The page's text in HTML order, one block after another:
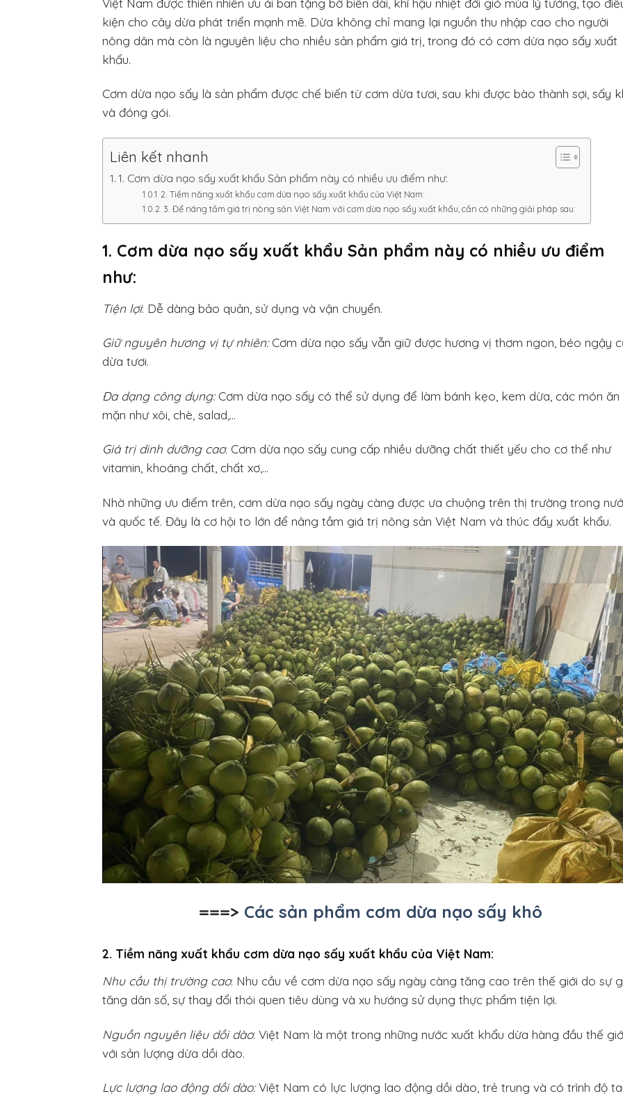
Việt Nam được thiên nhiên ưu ái ban tặng bờ biển dài, khí hậu nhiệt đới gió mùa lý tưởng, tạo
kiện cho cây dừa phát triển mạnh mẽ. Dừa không chỉ mang lại nguồn thu nhập cao cho người
nông dân mà còn là nguyên liệu cho nhiều sản phẩm giá trị, trong đó có cơm dừa nạo sấy xuất
khẩu.
Cơm dừa nạo sấy là sản phẩm được chế biến từ cơm dừa tươi, sau khi được bào thành sợi, sấy
và đóng gói.
Liên kết nhanh
1. Cơm dừa nạo sấy xuất khẩu Sản phẩm này có nhiều ưu điểm như:
2. Tiềm năng xuất khẩu cơm dừa nạo sấy xuất khẩu của Việt Nam:
3. Để nâng tầm giá trị nông sản Việt Nam với cơm dừa nạo sấy xuất khẩu, cần có những giải pháp sau:
1. Cơm dừa nạo sấy xuất khẩu Sản phẩm này có nhiều ưu điểm
như:
Tiện lợi: Dễ dàng bảo quản, sử dụng và vận chuyển.
Giữ nguyên hương vị tự nhiên:Cơm dừa nạo sấy vẫn giữ được hương vị thơm ngon, béo ngậy
dừa tươi.
Đa dạng công dụng:Cơm dừa nạo sấy có thể sử dụng để làm bánh kẹo, kem dừa, các món ăn
mặn như xôi, chè, salad,…
Giá trị dinh dưỡng cao: Cơm dừa nạo sấy cung cấp nhiều dưỡng chất thiết yếu cho cơ thể như
vitamin, khoáng chất, chất xơ,…
Nhờ những ưu điểm trên, cơm dừa nạo sấy ngày càng được ưa chuộng trên thị trường trong
và quốc tế. Đây là cơ hội to lớn để nâng tầm giá trị nông sản Việt Nam và thúc đẩy xuất khẩu.
===> Các sản phẩm cơm dừa nạo sấy khô
2. Tiềm năng xuất khẩu cơm dừa nạo sấy xuất khẩu của Việt Nam:
Nhu cầu thị trường cao: Nhu cầu về cơm dừa nạo sấy ngày càng tăng cao trên thế giới do sự
tăng dân số, sự thay đổi thói quen tiêu dùng và xu hướng sử dụng thực phẩm tiện lợi.
Nguồn nguyên liệu dồi dào: Việt Nam là một trong những nước xuất khẩu dừa hàng đầu thế
với sản lượng dừa dồi dào.
Lực lượng lao động dồi dào:Việt Nam có lực lượng lao động dồi dào, trẻ trung và có trình độ